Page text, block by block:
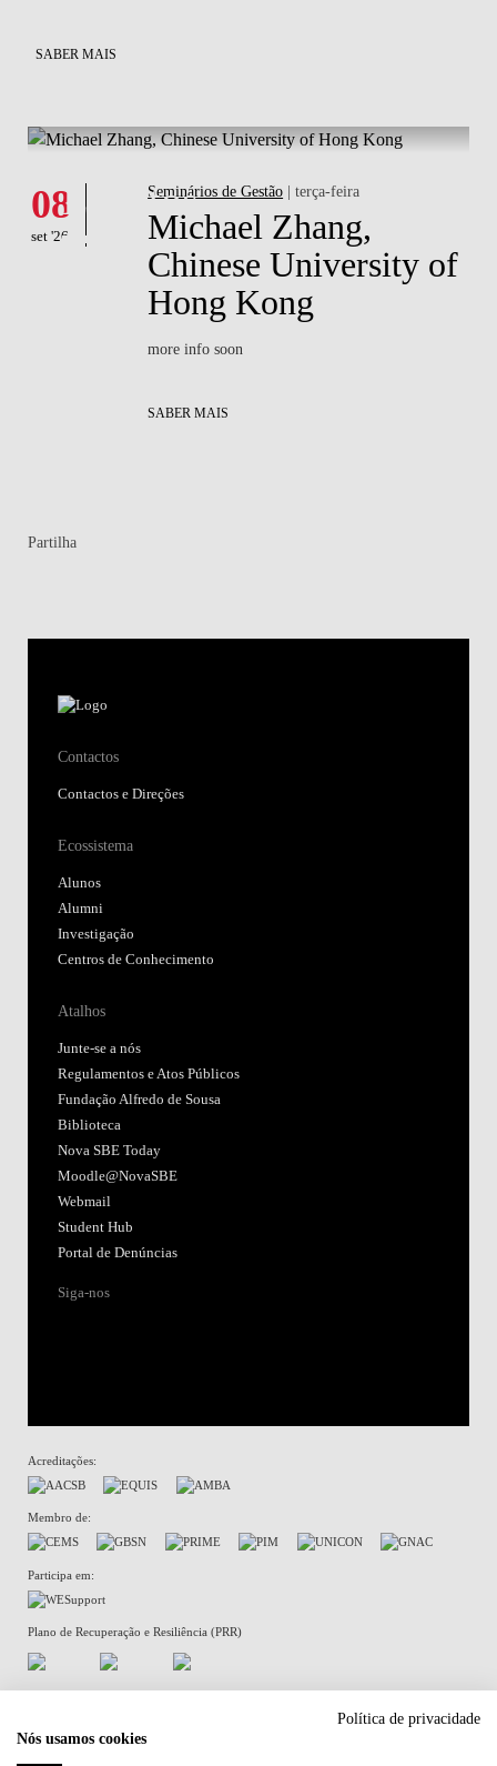
SABER MAIS
Eventos
08
set '26
Seminários de Gestão | terça-feira
Michael Zhang,
Chinese University of
Hong Kong
more info soon
SABER MAIS
Partilha
Contactos
Contactos e Direções
Ecossistema
Alunos
Alumni
Investigação
Centros de Conhecimento
Atalhos
Junte-se a nós
Regulamentos e Atos Públicos
Fundação Alfredo de Sousa
Biblioteca
Nova SBE Today
Moodle@NovaSBE
Webmail
Student Hub
Portal de Denúncias
Siga-nos
Acreditações:
Membro de:
Participa em:
Plano de Recuperação e Resiliência (PRR)
Política de Privacidade Política de Cookies
Política de privacidade
Nós usamos cookies